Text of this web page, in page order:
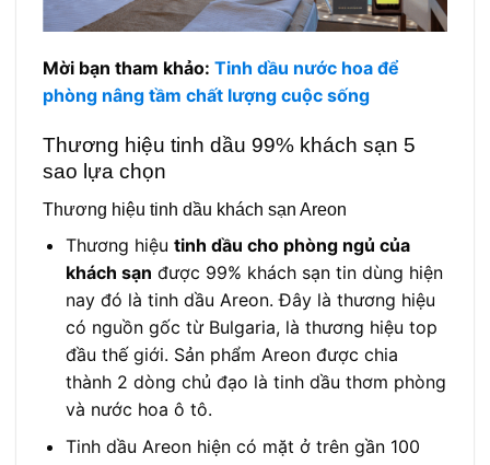
Mời bạn tham khảo: Tinh dầu nước hoa để
phòng nâng tầm chất lượng cuộc sống
Thương hiệu tinh dầu 99% khách sạn 5
sao lựa chọn
Thương hiệu tinh dầu khách sạn Areon
Thương hiệu tinh dầu cho phòng ngủ của
khách sạn được 99% khách sạn tin dùng hiện
nay đó là tinh dầu Areon. Đây là thương hiệu
có nguồn gốc từ Bulgaria, là thương hiệu top
đầu thế giới. Sản phẩm Areon được chia
thành 2 dòng chủ đạo là tinh dầu thơm phòng
và nước hoa ô tô.
Tinh dầu Areon hiện có mặt ở trên gần 100